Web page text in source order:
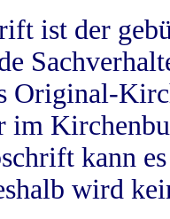
ist der
Original-
im
kann
wird